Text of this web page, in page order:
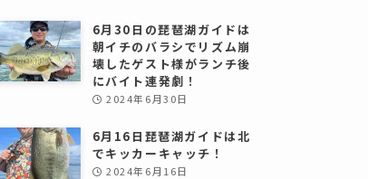
6月30日の琵琶湖ガイドは
朝イチのバラシでリズム崩
壊したゲスト様がランチ後
にバイト連発劇！
2024年6月30日
6月16日琵琶湖ガイドは北
でキッカーキャッチ！
2024年6月16日